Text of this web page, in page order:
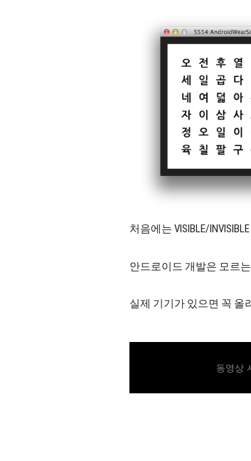
처음에는 VISIBLE/
안드로이드 개발은 모르
실제 기기가 있으면 꼭 올
동영상